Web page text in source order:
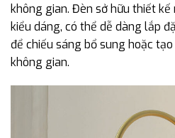
không gian. Đèn sở hữu thiết
kiểu dáng, có thể dễ dàng lắp
để chiếu sáng bổ sung hoặc
không gian.